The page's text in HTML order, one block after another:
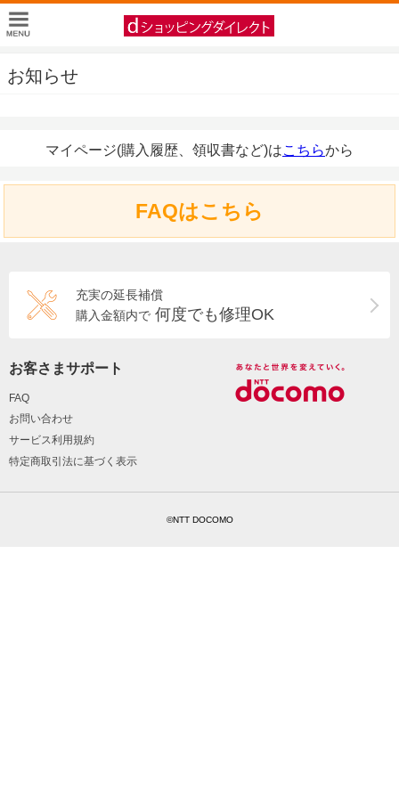
お知らせ
マイページ(購入履歴、領収書など)はこちらから
FAQはこちら
充実の延長補償
購入金額内で 何度でも修理OK
お客さまサポート
FAQ
お問い合わせ
サービス利用規約
特定商取引法に基づく表示
©NTT DOCOMO